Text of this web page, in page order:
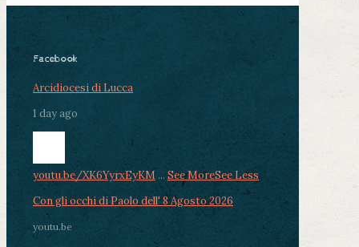
Facebook
Arcidiocesi di Lucca
1 day ago
youtu.be/XK6YyrxEyKM ... See MoreSee Less
Con gli occhi di Paolo dell' 8 Agosto 2026
youtu.be